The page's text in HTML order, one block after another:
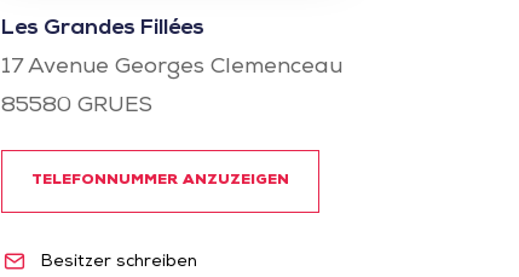
Les Grandes Fillées
17 Avenue Georges Clemenceau
85580 GRUES
TELEFONNUMMER ANZUZEIGEN
Besitzer schreiben